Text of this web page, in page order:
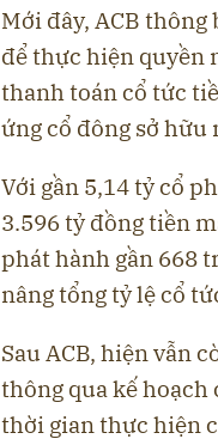
Mới đây, ACB
để thực hiện quyền
thanh toán cổ tức
ứng cổ đông sở hữu
Với gần 5,14 tỷ cổ
3.596 tỷ đồng tiền
phát hành gần 668
nâng tổng tỷ lệ cổ
Sau ACB, hiện vẫn
thông qua kế
thời gian thực hiện